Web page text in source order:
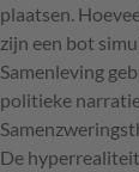
plaatsen.
zijn een bot
Samenleving
politieke
De